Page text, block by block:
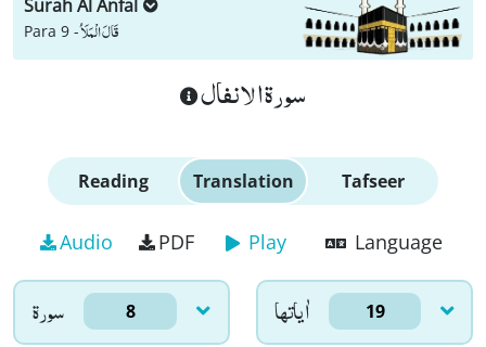
Surah Al Anfal
Para 9 -قَالَ الْمَلَاُ
سورة الانفال
Reading Translation Tafseer
Audio PDF Play Language
سورۃ 8 اٰياتها 19